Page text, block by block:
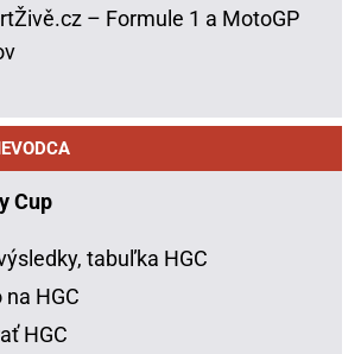
– Formule 1 a MotoGP
Cup
tabuľka HGC
HGC
HGC